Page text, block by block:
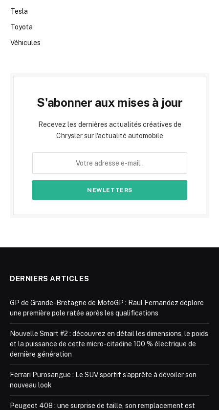
Tesla
Toyota
Véhicules
S'abonner aux mises à jour
Recevez les dernières actualités créatives de
Chrysler sur l'actualité automobile
DERNIERS ARTICLES
GP de Grande-Bretagne de MotoGP : Raul Fernandez déplore
une première pole ratée après les qualifications
Nouvelle Smart #2 : découvrez en détail les dimensions, le poids
et la puissance de cette micro-citadine 100 % électrique de
dernière génération
Ferrari Purosangue : Le SUV sportif s’apprête à dévoiler son
nouveau look
Peugeot 408 : une surprise de taille, son remplacement est